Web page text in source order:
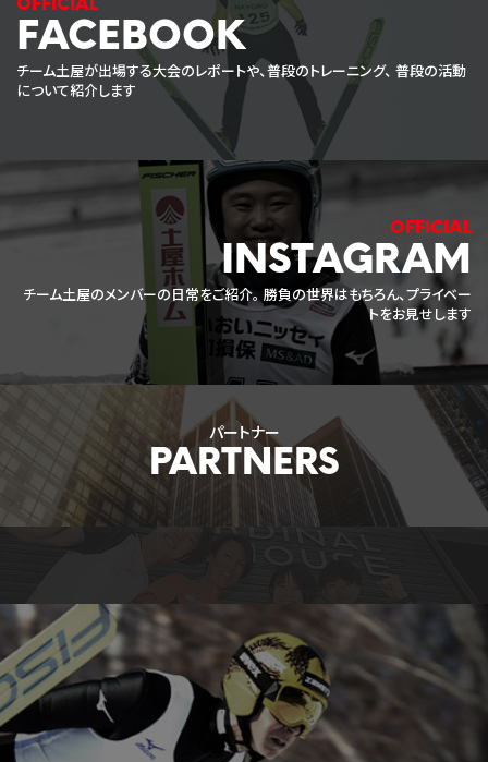
FACEBOOK
チーム土屋が出場する大会のレポートや、普段のトレーニング、 普段の活動
について紹介します
INSTAGRAM
チーム土屋のメンバーの日常をご紹介。 勝負の世界はもちろん、プライベー
トをお見せします
パートナー